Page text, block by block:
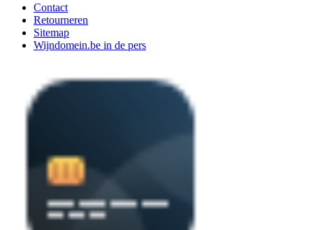
Contact
Retourneren
Sitemap
Wijndomein.be in de pers